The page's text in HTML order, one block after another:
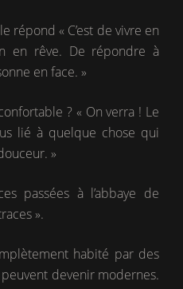
répond « C’est de vivre en
en rêve. De répondre à
en face. »
? « On verra ! Le
lié à quelque chose qui
»
passées à l’abbaye de
».
habité par des
peuvent devenir modernes.